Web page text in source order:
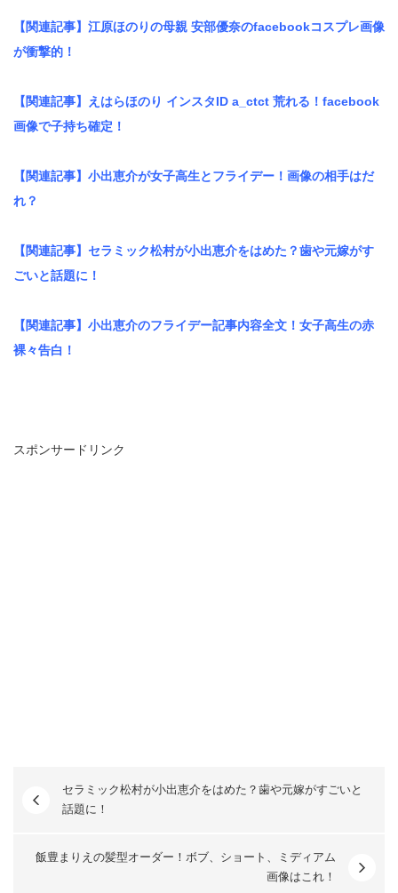
【関連記事】江原ほのりの母親 安部優奈のfacebookコスプレ画像
が衝撃的！
【関連記事】えはらほのり インスタID a_ctct 荒れる！facebook
画像で子持ち確定！
【関連記事】小出恵介が女子高生とフライデー！画像の相手はだ
れ？
【関連記事】セラミック松村が小出恵介をはめた？歯や元嫁がす
ごいと話題に！
【関連記事】小出恵介のフライデー記事内容全文！女子高生の赤
裸々告白！
スポンサードリンク
セラミック松村が小出恵介をはめた？歯や元嫁がすごいと
話題に！
飯豊まりえの髪型オーダー！ボブ、ショート、ミディアム
画像はこれ！